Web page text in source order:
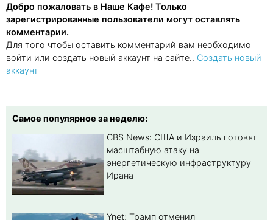
Добро пожаловать в Наше Кафе! Только
зарегистрированные пользователи могут оставлять
комментарии.
Для того чтобы оставить комментарий вам необходимо
войти или создать новый аккаунт на сайте.. Создать новый
аккаунт
Самое популярное за неделю:
CBS News: США и Израиль готовят
масштабную атаку на
энергетическую инфраструктуру
Ирана
Ynet: Трамп отменил